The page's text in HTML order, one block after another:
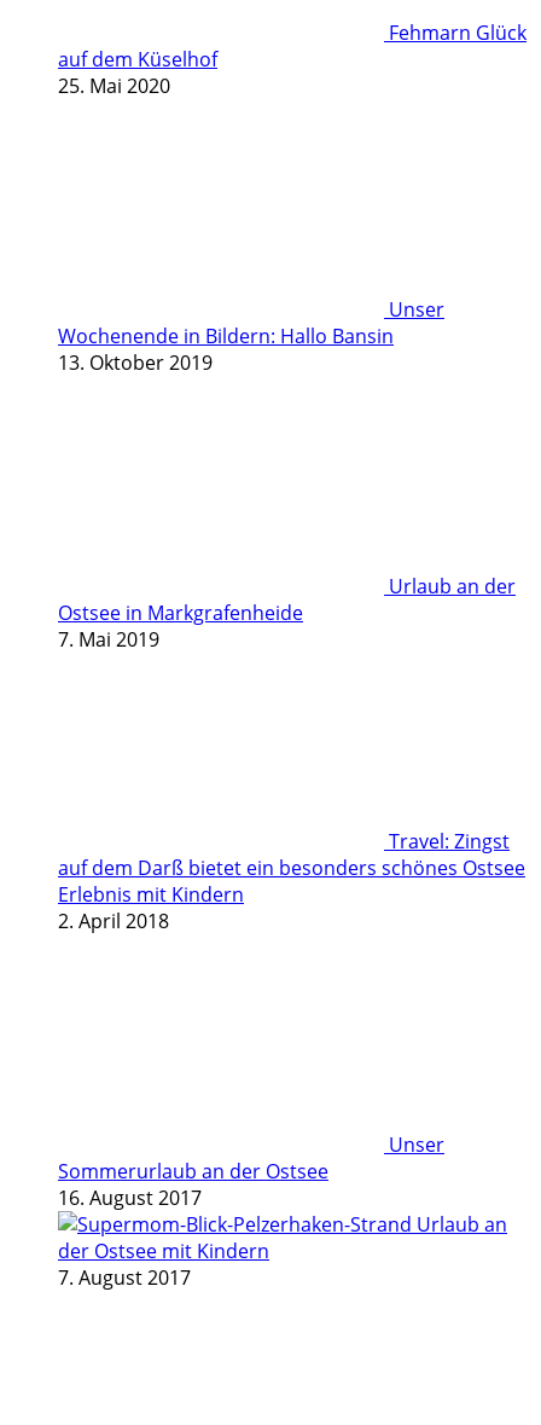
Fehmarn Glück
auf dem Küselhof
25. Mai 2020
Unser
Wochenende in Bildern: Hallo Bansin
13. Oktober 2019
Urlaub an der
Ostsee in Markgrafenheide
7. Mai 2019
Travel: Zingst
auf dem Darß bietet ein besonders schönes Ostsee
Erlebnis mit Kindern
2. April 2018
Unser
Sommerurlaub an der Ostsee
16. August 2017
Urlaub an
der Ostsee mit Kindern
7. August 2017